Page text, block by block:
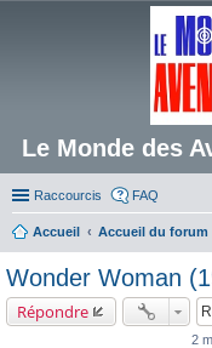
Le Monde des
Raccourcis FAQ
Accueil Accueil du forum
Wonder Woman
Répondre
2